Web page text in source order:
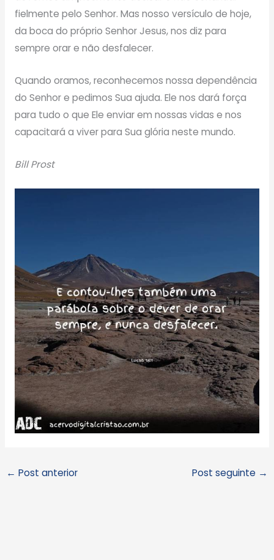
fielmente pelo Senhor. Mas nosso versículo de hoje,
da boca do próprio Senhor Jesus, nos diz para
sempre orar e não desfalecer.
Quando oramos, reconhecemos nossa dependência
do Senhor e pedimos Sua ajuda. Ele nos dará força
para tudo o que Ele enviar em nossas vidas e nos
capacitará a viver para Sua glória neste mundo.
Bill Prost
← Post anterior Post seguinte →